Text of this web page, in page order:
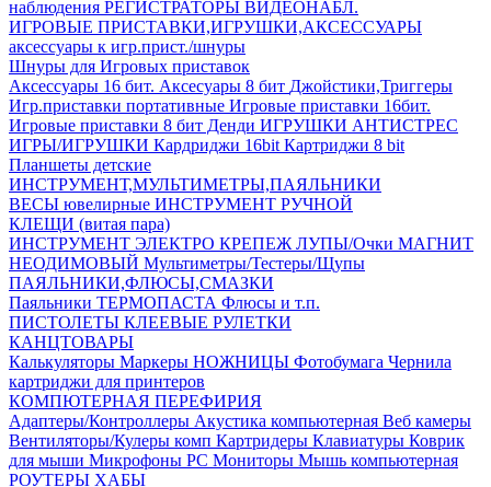
наблюдения РЕГИСТРАТОРЫ ВИДЕОНАБЛ.
ИГРОВЫЕ ПРИСТАВКИ,ИГРУШКИ,АКСЕССУАРЫ
аксесcуары к игр.прист./шнуры
Шнуры для Игровых приставок
Аксессуары 16 бит. Аксесуары 8 бит Джойстики,Триггеры
Игр.приставки портативные Игровые приставки 16бит.
Игровые приставки 8 бит Денди ИГРУШКИ АНТИСТРЕС
ИГРЫ/ИГРУШКИ Кардриджи 16bit Картриджи 8 bit
Планшеты детские
ИНСТРУМЕНТ,МУЛЬТИМЕТРЫ,ПАЯЛЬНИКИ
ВЕСЫ ювелирные ИНСТРУМЕНТ РУЧНОЙ
КЛЕЩИ (витая пара)
ИНСТРУМЕНТ ЭЛЕКТРО КРЕПЕЖ ЛУПЫ/Очки МАГНИТ
НЕОДИМОВЫЙ Мультиметры/Тестеры/Щупы
ПАЯЛЬНИКИ,ФЛЮСЫ,СМАЗКИ
Паяльники ТЕРМОПАСТА Флюсы и т.п.
ПИСТОЛЕТЫ КЛЕЕВЫЕ РУЛЕТКИ
КАНЦТОВАРЫ
Калькуляторы Маркеры НОЖНИЦЫ Фотобумага Чернила
картриджи для принтеров
КОМПЮТЕРНАЯ ПЕРЕФИРИЯ
Адаптеры/Контроллеры Акустика компьютерная Веб камеры
Вентиляторы/Кулеры комп Картридеры Клавиатуры Коврик
для мыши Микрофоны PC Мониторы Мышь компьютерная
РОУТЕРЫ ХАБЫ